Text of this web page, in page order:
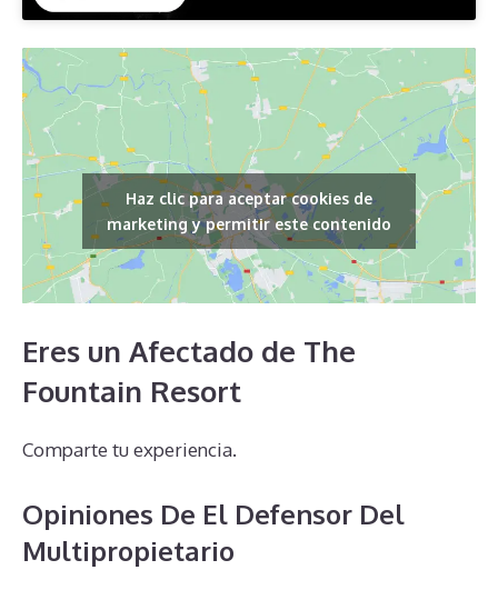
Haz clic para aceptar cookies de
marketing y permitir este contenido
Eres un Afectado de The
Fountain Resort
Comparte tu experiencia.
Opiniones De El Defensor Del
Multipropietario